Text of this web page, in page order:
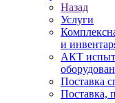
Назад
Услуги
и
АКТ
Поставка
Поставка,